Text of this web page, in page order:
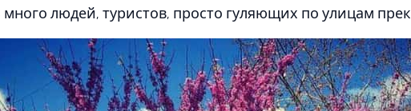
людей, туристов, просто гуляющих по улицам